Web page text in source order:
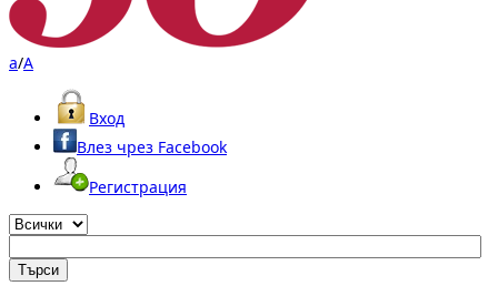
a/A
Вход
Влез чрез Facebook
Регистрация